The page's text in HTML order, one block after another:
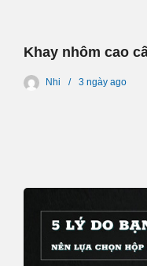
Khay nhôm cao
Nhi 3 ngày ago